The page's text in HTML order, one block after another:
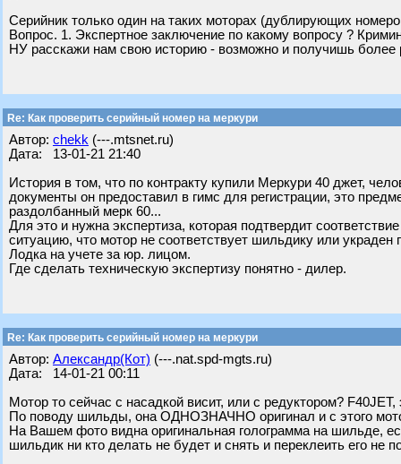
Серийник только один на таких моторах (дублирующих
Вопрос. 1. Экспертное заключение по какому вопросу ?
НУ расскажи нам свою историю - возможно и получишь более
Re: Как проверить серийный номер на меркури
Автор: chekk (---.mtsnet.ru)
Дата: 13-01-21 21:40
История в том, что по контракту купили Меркури 40 джет,
документы он предоставил в гимс для регистрации, это
раздолбанный мерк 60...
Для это и нужна экспертиза, которая подтвердит
ситуацию, что мотор не соответствует шильдику или украден
Лодка на учете за юр. лицом.
Где сделать техническую экспертизу понятно - дилер.
Re: Как проверить серийный номер на меркури
Автор: Александр(Кот) (---.nat.spd-mgts.ru)
Дата: 14-01-21 00:11
Мотор то сейчас с насадкой висит, или с редуктором?
По поводу шильды, она ОДНОЗНАЧНО оригинал и с этого
На Вашем фото видна оригинальная голограмма на шильде,
шильдик ни кто делать не будет и снять и переклеить его не